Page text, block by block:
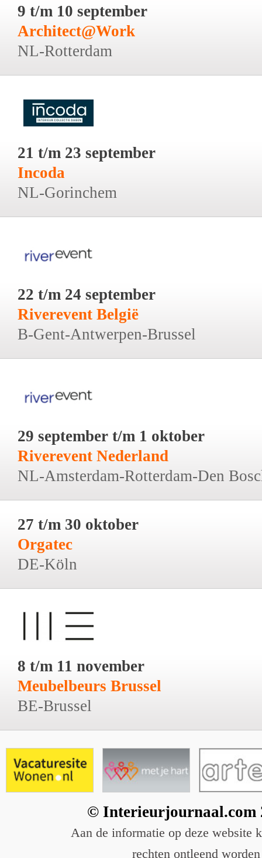
9 t/m 10 september
Architect@Work
NL-Rotterdam
21 t/m 23 september
Incoda
NL-Gorinchem
22 t/m 24 september
Riverevent België
B-Gent-Antwerpen-Brussel
29 september t/m 1 oktober
Riverevent Nederland
NL-Amsterdam-Rotterdam-Den
27 t/m 30 oktober
Orgatec
DE-Köln
8 t/m 11 november
Meubelbeurs Brussel
BE-Brussel
© Interieurjournaal.com
Aan de informatie op deze website
rechten ontleend worden